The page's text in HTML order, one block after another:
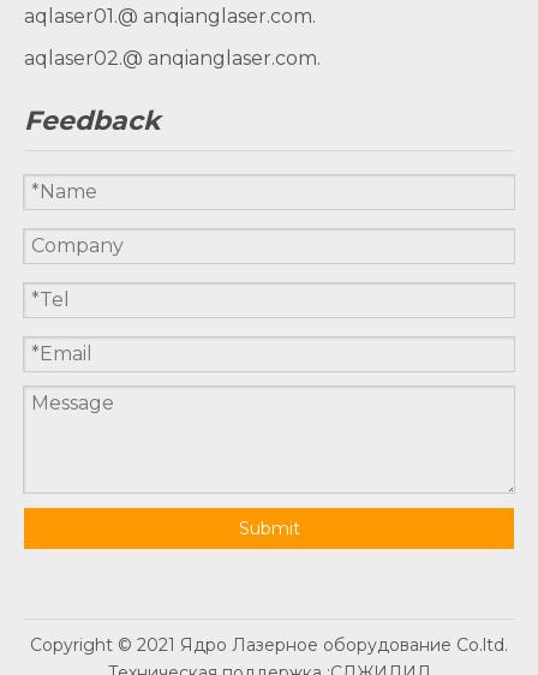
aqlaser01.@ anqianglaser.com.
aqlaser02.@ anqianglaser.com.
Feedback
Submit
Copyright © 2021 Ядро Лазерное оборудование Co.ltd.